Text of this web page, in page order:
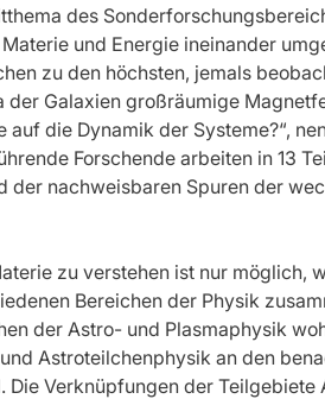
des
und Energie ineinander
zu den höchsten, jemals
der Galaxien großräumige
die Dynamik der Systeme?“,
Forschende arbeiten in 13
der nachweisbaren Spuren der
zu verstehen ist nur möglich,
Bereichen der Physik
der Astro- und Plasmaphysik
Astroteilchenphysik an den
Verknüpfungen der Teilgebiete